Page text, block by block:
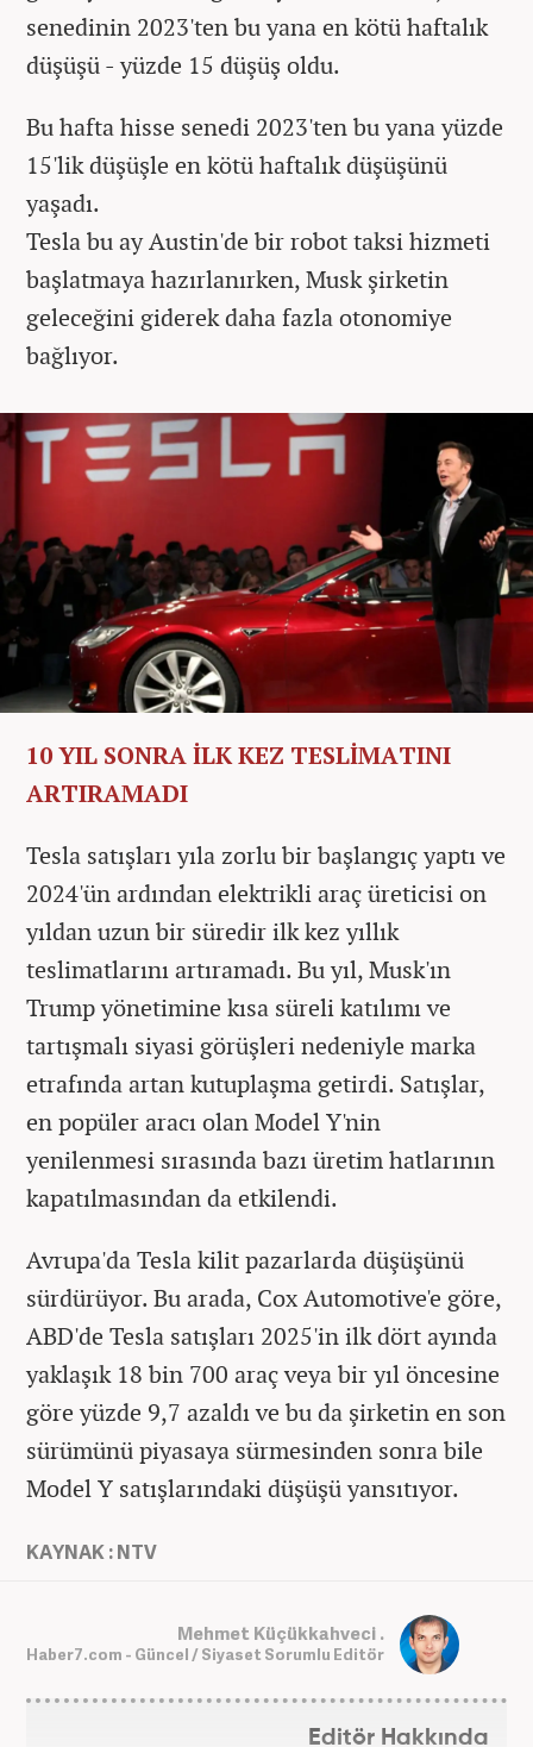
senedinin 2023'ten bu yana en kötü haftalık
düşüşü - yüzde 15 düşüş oldu.
Bu hafta hisse senedi 2023'ten bu yana yüzde
15'lik düşüşle en kötü haftalık düşüşünü
yaşadı.
Tesla bu ay Austin'de bir robot taksi hizmeti
başlatmaya hazırlanırken, Musk şirketin
geleceğini giderek daha fazla otonomiye
bağlıyor.
10 YIL SONRA İLK KEZ TESLİMATINI
ARTIRAMADI
Tesla satışları yıla zorlu bir başlangıç yaptı ve
2024'ün ardından elektrikli araç üreticisi on
yıldan uzun bir süredir ilk kez yıllık
teslimatlarını artıramadı. Bu yıl, Musk'ın
Trump yönetimine kısa süreli katılımı ve
tartışmalı siyasi görüşleri nedeniyle marka
etrafında artan kutuplaşma getirdi. Satışlar,
en popüler aracı olan Model Y'nin
yenilenmesi sırasında bazı üretim hatlarının
kapatılmasından da etkilendi.
Avrupa'da Tesla kilit pazarlarda düşüşünü
sürdürüyor. Bu arada, Cox Automotive'e göre,
ABD'de Tesla satışları 2025'in ilk dört ayında
yaklaşık 18 bin 700 araç veya bir yıl öncesine
göre yüzde 9,7 azaldı ve bu da şirketin en son
sürümünü piyasaya sürmesinden sonra bile
Model Y satışlarındaki düşüşü yansıtıyor.
KAYNAK : NTV
Mehmet Küçükkahveci .
Haber7.com - Güncel / Siyaset Sorumlu Editör
Editör Hakkında